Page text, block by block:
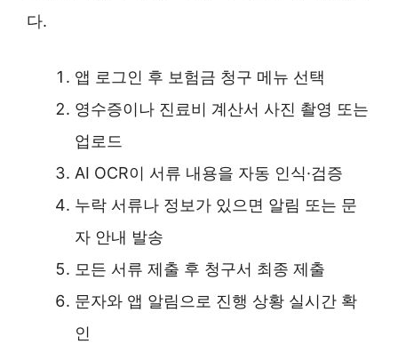
다.
앱 로그인 후 보험금 청구 메뉴 선택
영수증이나 진료비 계산서 사진 촬영 또는
업로드
AI OCR이 서류 내용을 자동 인식·검증
누락 서류나 정보가 있으면 알림 또는 문
자 안내 발송
모든 서류 제출 후 청구서 최종 제출
문자와 앱 알림으로 진행 상황 실시간 확
인